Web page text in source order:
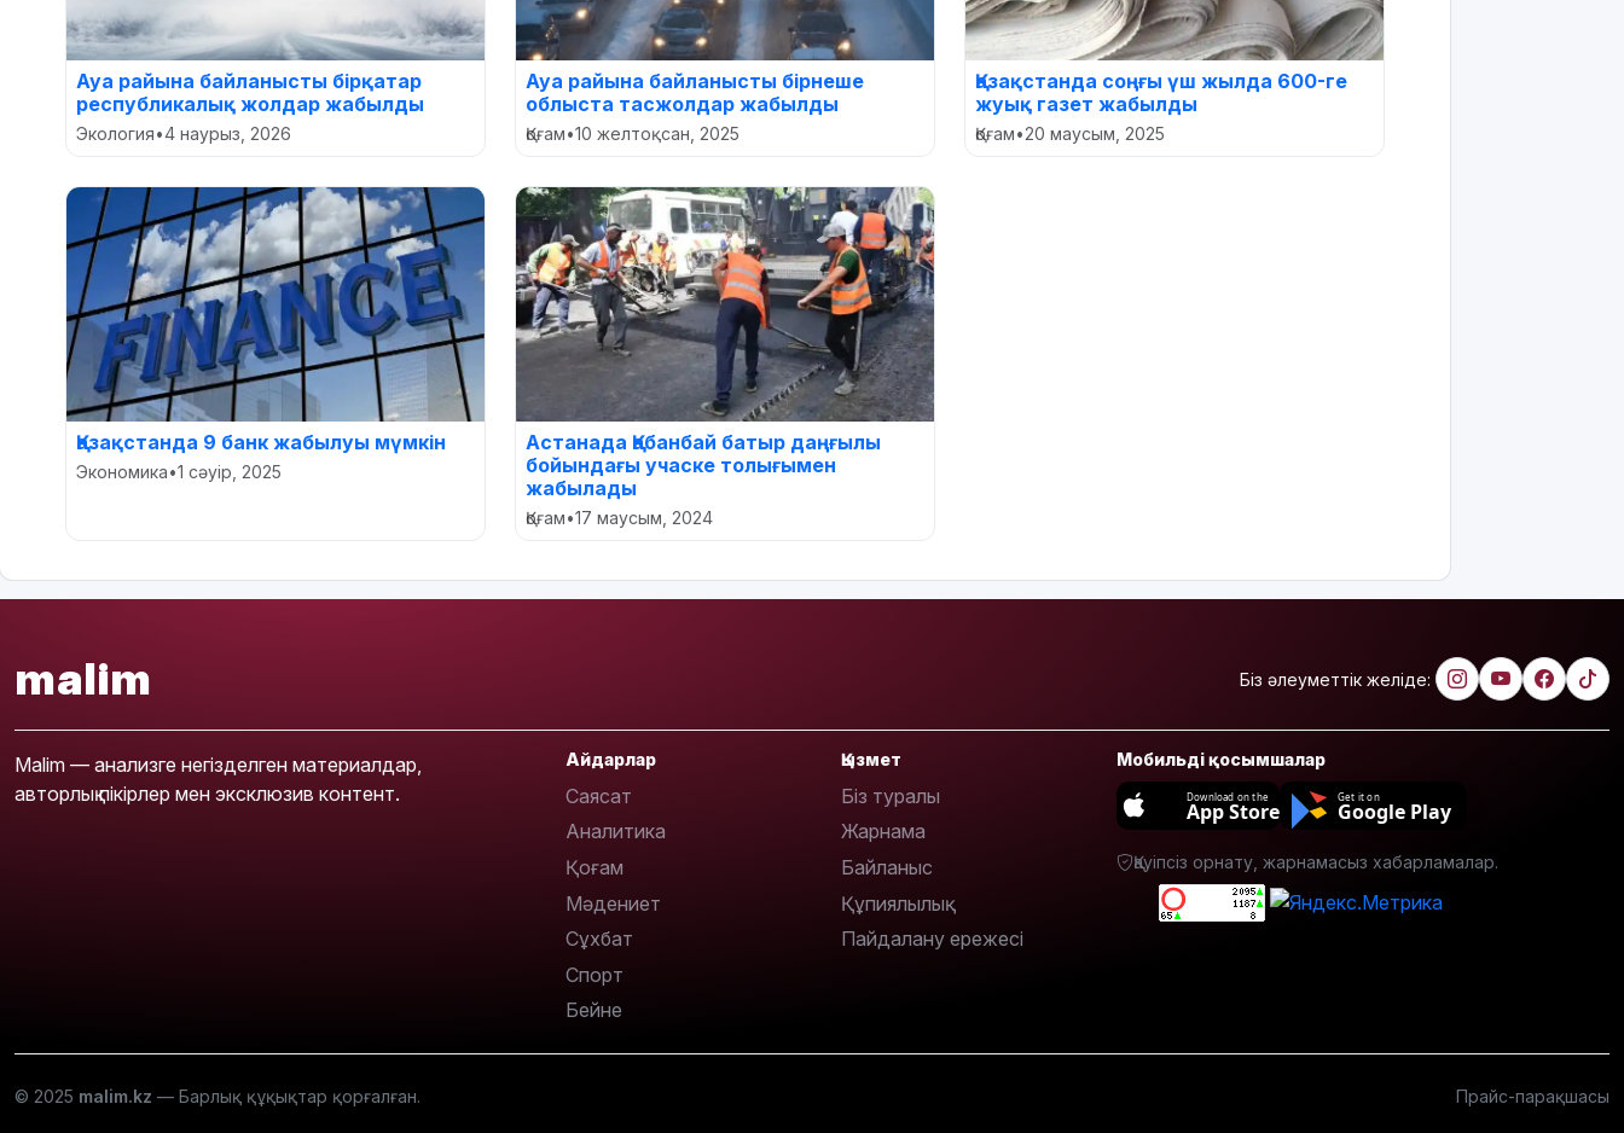
Ауа райына байланысты бірқатар
республикалық жолдар жабылды
Экология•4 наурыз, 2026
Ауа райына байланысты бірнеше
облыста тасжолдар жабылды
Қоғам•10 желтоқсан, 2025
Қазақстанда соңғы үш жылда 600-ге
жуық газет жабылды
Қоғам•20 маусым, 2025
Қазақстанда 9 банк жабылуы мүмкін
Экономика•1 сәуір, 2025
Астанада Қабанбай батыр даңғылы
бойындағы учаске толығымен
жабылады
Қоғам•17 маусым, 2024
malim Біз әлеуметтік желіде:
Malim — анализге негізделген материалдар,
авторлық пікірлер мен эксклюзив контент.
Айдарлар
Саясат
Аналитика
Қоғам
Мәдениет
Сұхбат
Спорт
Бейне
Қызмет
Біз туралы
Жарнама
Байланыс
Құпиялылық
Пайдалану ережесі
Мобильді қосымшалар
Download on the
App Store
Get it on
Google Play
Қауіпсіз орнату, жарнамасыз хабарламалар.
© 2025 malim.kz — Барлық құқықтар қорғалған. Прайс-парақшасы